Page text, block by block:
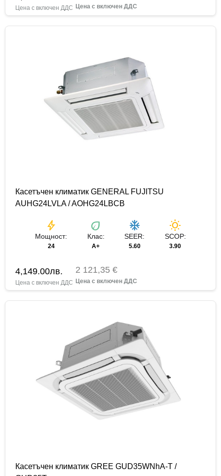
Касетъчен климатик GENERAL FUJITSU
AUHG24LVLA / AOHG24LBCB
bolt
Мощност:
24
eco
Клас:
А+
ac_unit
SEER:
5.60
wb_sunny
SCOP:
3.90
4,149.00лв. 2 121,35 €
Касетъчен климатик GREE GUD35WNhA-T /